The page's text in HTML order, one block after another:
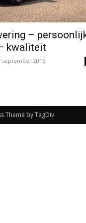
–
kwaliteit
september 2016
Theme by TagDiv